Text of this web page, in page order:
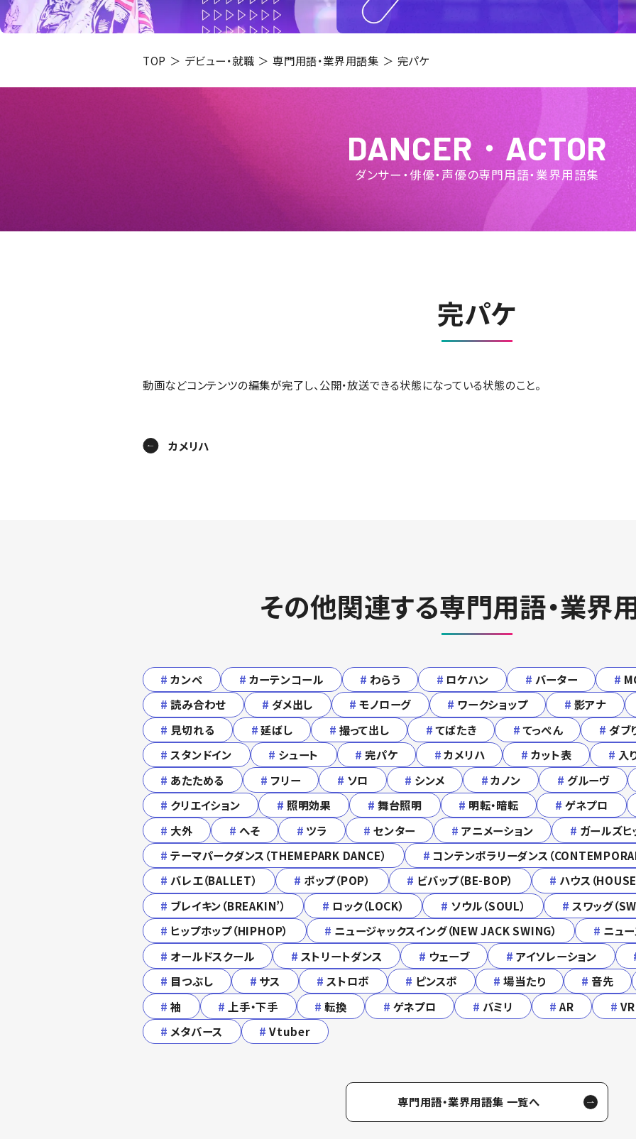
TOP デビュー・就職 専門用語・業界用語集 完パケ
DANCER・ACTOR
ダンサー・俳優・声優の専門用語・業界用語集
完パケ
動画などコンテンツの編集が完了し、公開・放送できる状態になっている状態のこと。
カメリハ
その他関連する専門用語・業界
# カンペ # カーテンコール # わらう # ロケハン # バーター #
# 読み合わせ # ダメ出し # モノローグ # ワークショップ # 影アナ
# 見切れる # 延ばし # 撮って出し # てばたき # てっぺん # ダブ
# スタンドイン # シュート # 完パケ # カメリハ # カット表 # 入
# あたためる # フリー # ソロ # シンメ # カノン # グルーヴ
# クリエイション # 照明効果 # 舞台照明 # 明転・暗転 # ゲネプロ
# 大外 # へそ # ツラ # センター # アニメーション # ガールズヒ
# テーマパークダンス（THEMEPARK DANCE） # コンテンポラリーダンス（
# バレエ（BALLET） # ポップ（POP） # ビバップ（BE-BOP） # ハウス（HOUSE
# ブレイキン（BREAKIN’） # ロック（LOCK） # ソウル（SOUL） # スワッグ（
# ヒップホップ（HIPHOP） # ニュージャックスイング（NEW JACK SWING） # ニュ
# オールドスクール # ストリートダンス # ウェーブ # アイソレーション
# 目つぶし # サス # ストロボ # ピンスポ # 場当たり # 音先
# 袖 # 上手・下手 # 転換 # ゲネプロ # バミリ # AR # VR
# メタバース # Vtuber
専門用語・業界用語集 一覧へ